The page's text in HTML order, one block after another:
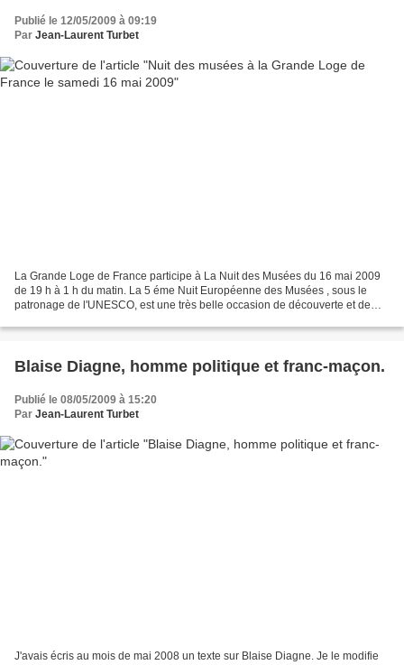
Publié le 12/05/2009 à 09:19
Par Jean-Laurent Turbet
La Grande Loge de France participe à La Nuit des Musées du 16 mai 2009
de 19 h à 1 h du matin. La 5 éme Nuit Européenne des Musées , sous le
patronage de l'UNESCO, est une très belle occasion de découverte et de
Blaise Diagne, homme politique et franc-maçon.
Publié le 08/05/2009 à 15:20
Par Jean-Laurent Turbet
J'avais écris au mois de mai 2008 un texte sur Blaise Diagne. Je le modifie